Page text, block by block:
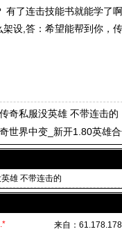
有了连击技能书就能学了
设,答：希望能帮到你，
奇私服没英雄 不带连击的
世界中变_新开1.80英雄
雄 不带连击的
来自：